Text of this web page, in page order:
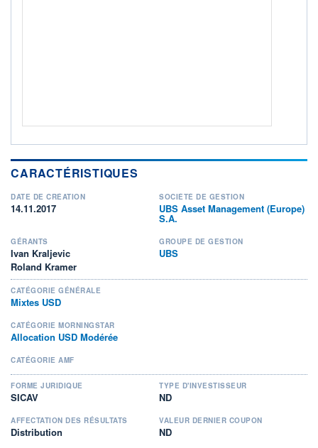
CARACTÉRISTIQUES
DATE DE CRÉATION
14.11.2017
SOCIÉTÉ DE GESTION
UBS Asset Management (Europe)
S.A.
GÉRANTS
Ivan Kraljevic
Roland Kramer
GROUPE DE GESTION
UBS
CATÉGORIE GÉNÉRALE
Mixtes USD
CATÉGORIE MORNINGSTAR
Allocation USD Modérée
CATÉGORIE AMF
FORME JURIDIQUE
SICAV
TYPE D'INVESTISSEUR
ND
AFFECTATION DES RÉSULTATS
Distribution
VALEUR DERNIER COUPON
ND